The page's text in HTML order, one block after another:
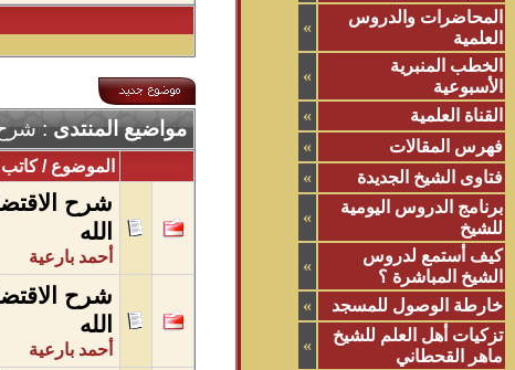
المحاضرات والدروس
العلمية
»
الخطب المنبرية
الأسبوعية
»
القناة العلمية
»
فهرس المقالات
»
فتاوى الشيخ الجديدة
»
برنامج الدروس اليومية
للشيخ
»
كيف أستمع لدروس
الشيخ المباشرة ؟
»
خارطة الوصول للمسجد
»
تزكيات أهل العلم للشيخ
ماهر القحطاني
»
مواضيع المنتدى: شرح
الموضوع /
الله
أحمد بارعية
الله
أحمد بارعية